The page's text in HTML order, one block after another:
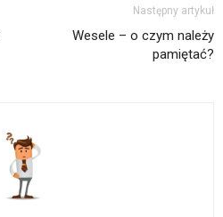
Następny artykuł
Wesele – o czym należy
pamiętać?